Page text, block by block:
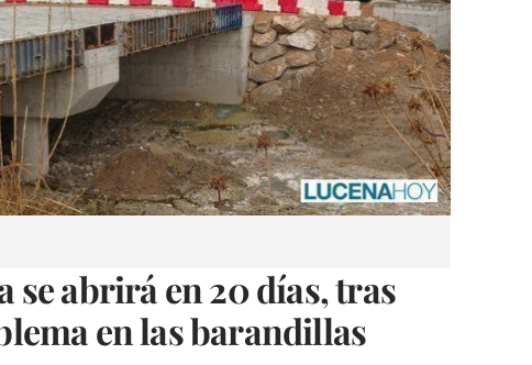
se abrirá en 20 días, tras
en las barandillas